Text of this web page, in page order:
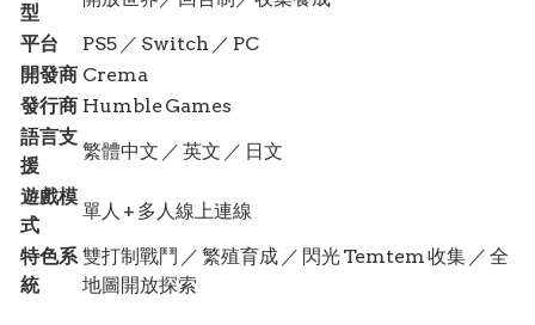
型
平台
PS5 ／ Switch ／ PC
開發商 Crema
發行商 Humble Games
語言支
援
繁體中文 ／ 英文 ／ 日文
遊戲模
式
單人 + 多人線上連線
特色系
統
雙打制戰鬥 ／ 繁殖育成 ／ 閃光 Temtem 收集 ／ 全
地圖開放探索